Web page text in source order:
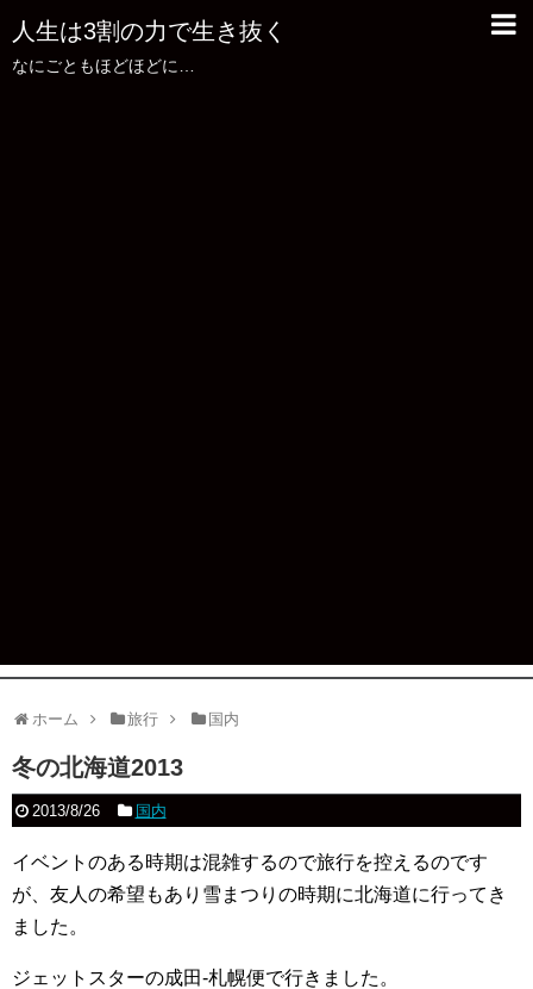
人生は3割の力で生き抜く
なにごともほどほどに…
ホーム 旅行 国内
冬の北海道2013
2013/8/26 国内
イベントのある時期は混雑するので旅行を控えるのです
が、友人の希望もあり雪まつりの時期に北海道に行ってき
ました。
ジェットスターの成田-札幌便で行きました。